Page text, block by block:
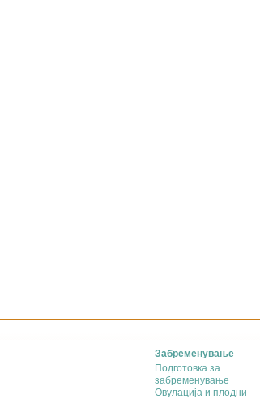
Забременување
Подготовка за
забременување
Овулација и плодни